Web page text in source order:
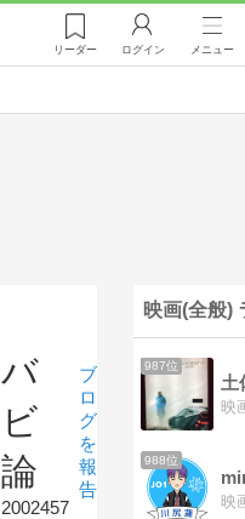
リーダー ログイン メニュー
バ
ビ
論
2002457
ブ
ロ
グ
を
報
告
映画(全般)
987位
土
988位